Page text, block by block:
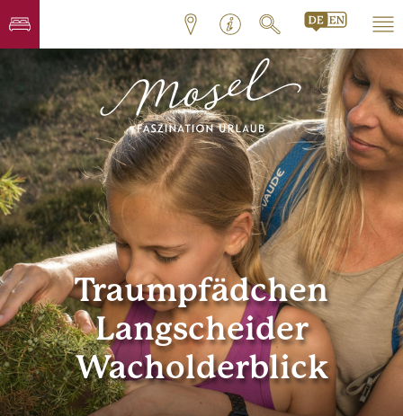
Traumpfädchen
Langscheider
Wacholderblick